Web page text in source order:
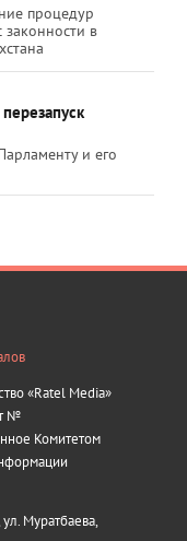
процедур
в
и его
«Ratel Media»
№
Комитетом
Муратбаева,